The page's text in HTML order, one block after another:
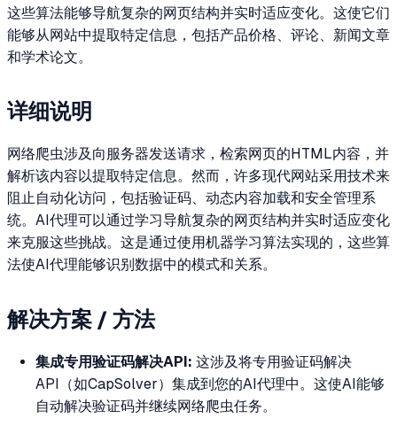
这些算法能够导航复杂的网页结构并实时适应变化。这使它们
能够从网站中提取特定信息，包括产品价格、评论、新闻文章
和学术论文。
详细说明
网络爬虫涉及向服务器发送请求，检索网页的HTML内容，并
解析该内容以提取特定信息。然而，许多现代网站采用技术来
阻止自动化访问，包括验证码、动态内容加载和安全管理系
统。AI代理可以通过学习导航复杂的网页结构并实时适应变化
来克服这些挑战。这是通过使用机器学习算法实现的，这些算
法使AI代理能够识别数据中的模式和关系。
解决方案 / 方法
集成专用验证码解决API: 这涉及将专用验证码解决
API（如CapSolver）集成到您的AI代理中。这使AI能够
自动解决验证码并继续网络爬虫任务。